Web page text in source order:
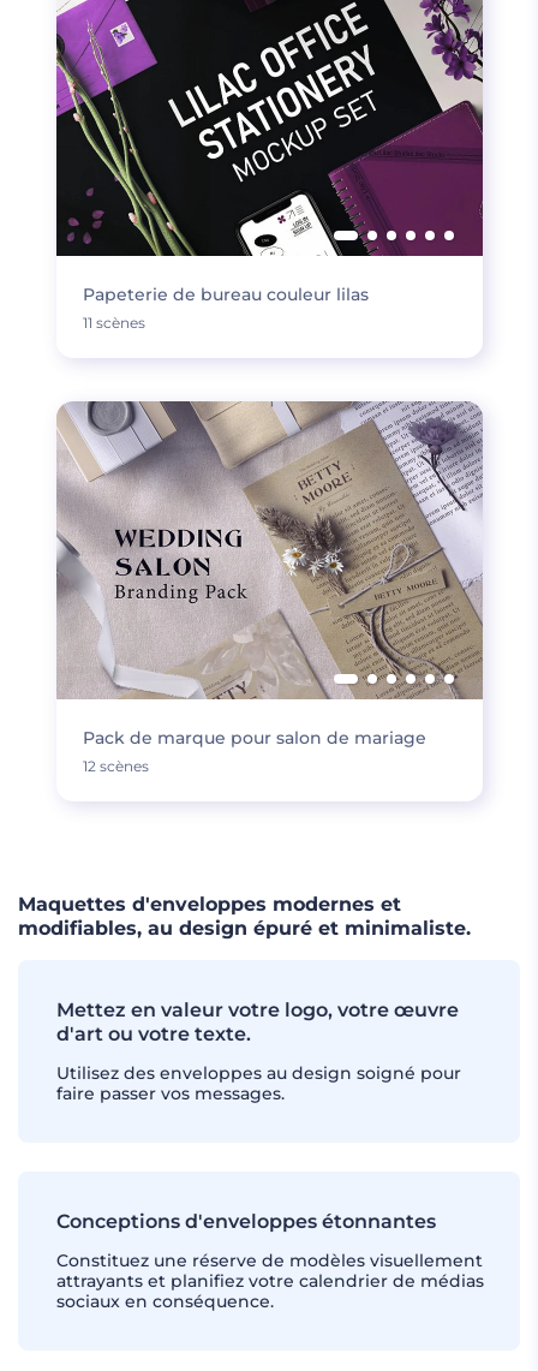
Papeterie de bureau couleur lilas
11 scènes
Pack de marque pour salon de mariage
12 scènes
Maquettes d'enveloppes modernes et
modifiables, au design épuré et minimaliste.
Mettez en valeur votre logo, votre œuvre
d'art ou votre texte.
Utilisez des enveloppes au design soigné pour
faire passer vos messages.
Conceptions d'enveloppes étonnantes
Constituez une réserve de modèles visuellement
attrayants et planifiez votre calendrier de médias
sociaux en conséquence.